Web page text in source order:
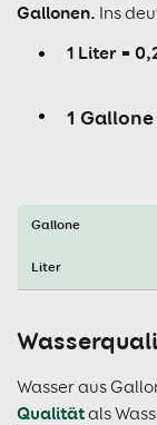
Gallonen. Ins
1 Liter =
1
Gallone
Liter
Wasser aus
Qualitätals